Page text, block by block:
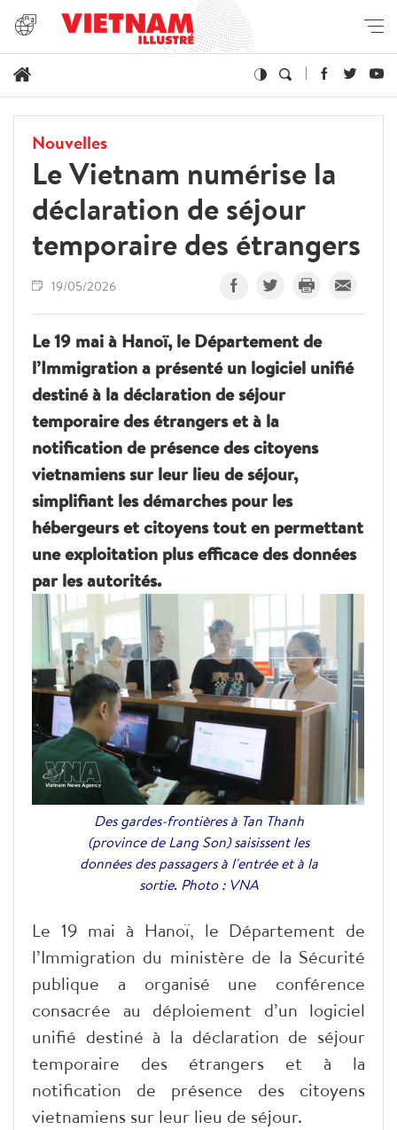
Nouvelles
Le Vietnam numérise la
déclaration de séjour
temporaire des étrangers
19/05/2026
Le 19 mai à Hanoï, le Département de
l’Immigration a présenté un logiciel unifié
destiné à la déclaration de séjour
temporaire des étrangers et à la
notification de présence des citoyens
vietnamiens sur leur lieu de séjour,
simplifiant les démarches pour les
hébergeurs et citoyens tout en permettant
une exploitation plus efficace des données
par les autorités.
Des gardes-frontières à Tan Thanh
(province de Lang Son) saisissent les
données des passagers à l'entrée et à la
sortie. Photo : VNA
Le 19 mai à Hanoï, le Département de
l’Immigration du ministère de la Sécurité
publique a organisé une conférence
consacrée au déploiement d’un logiciel
unifié destiné à la déclaration de séjour
temporaire des étrangers et à la
notification de présence des citoyens
vietnamiens sur leur lieu de séjour.